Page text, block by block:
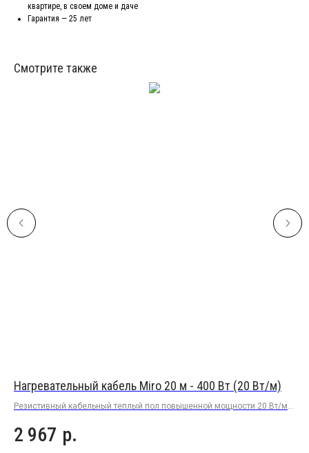
квартире, в своем доме и даче
Гарантия — 25 лет
Смотрите также
Нагревательный кабель Miro 20 м - 400 Вт (20 Вт/м)
Резистивный кабельный теплый пол повышенной мощности 20 Вт/м в
2 967 р.